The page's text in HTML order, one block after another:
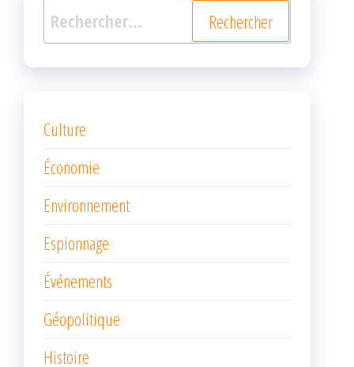
Rechercher :
Culture
Économie
Environnement
Espionnage
Événements
Géopolitique
Histoire